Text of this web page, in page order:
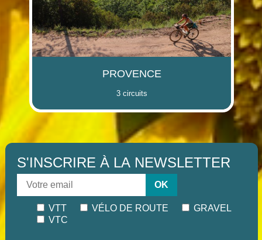
PROVENCE
3 circuits
S'INSCRIRE À LA NEWSLETTER
OK
VTT VÉLO DE ROUTE
GRAVEL
VTC